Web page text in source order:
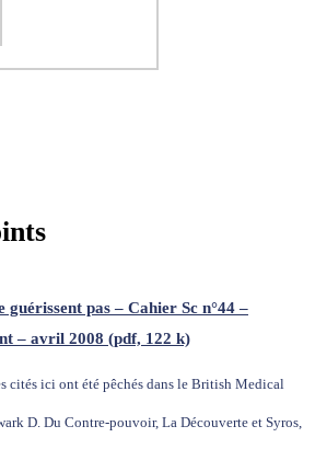
guérissent pas – Cahier Sc n°44 –
– avril 2008 (pdf, 122 k)
cités ici ont été pêchés dans le British Medical
D. Du Contre-pouvoir, La Découverte et Syros,